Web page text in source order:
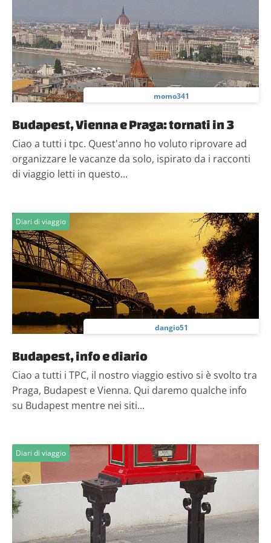
informazioni sul modo in cui utilizzi il nostro sito con i
nostri partner che si occupano di analisi dei dati web,
pubblicità e social media, i quali potrebbero combinarle
con altre informazioni che hai fornito loro o che hanno
raccolto dal tuo utilizzo dei loro servizi.
momo341
Budapest, Vienna e Praga: tornati in 3
Ciao a tutti i tpc. Quest'anno ho voluto riprovare ad
organizzare le vacanze da solo, ispirato da i racconti
di viaggio letti in questo...
Diari di viaggio
dangio51
Budapest, info e diario
Ciao a tutti i TPC, il nostro viaggio estivo si è svolto tra
Praga, Budapest e Vienna. Qui daremo qualche info
su Budapest mentre nei siti...
Diari di viaggio